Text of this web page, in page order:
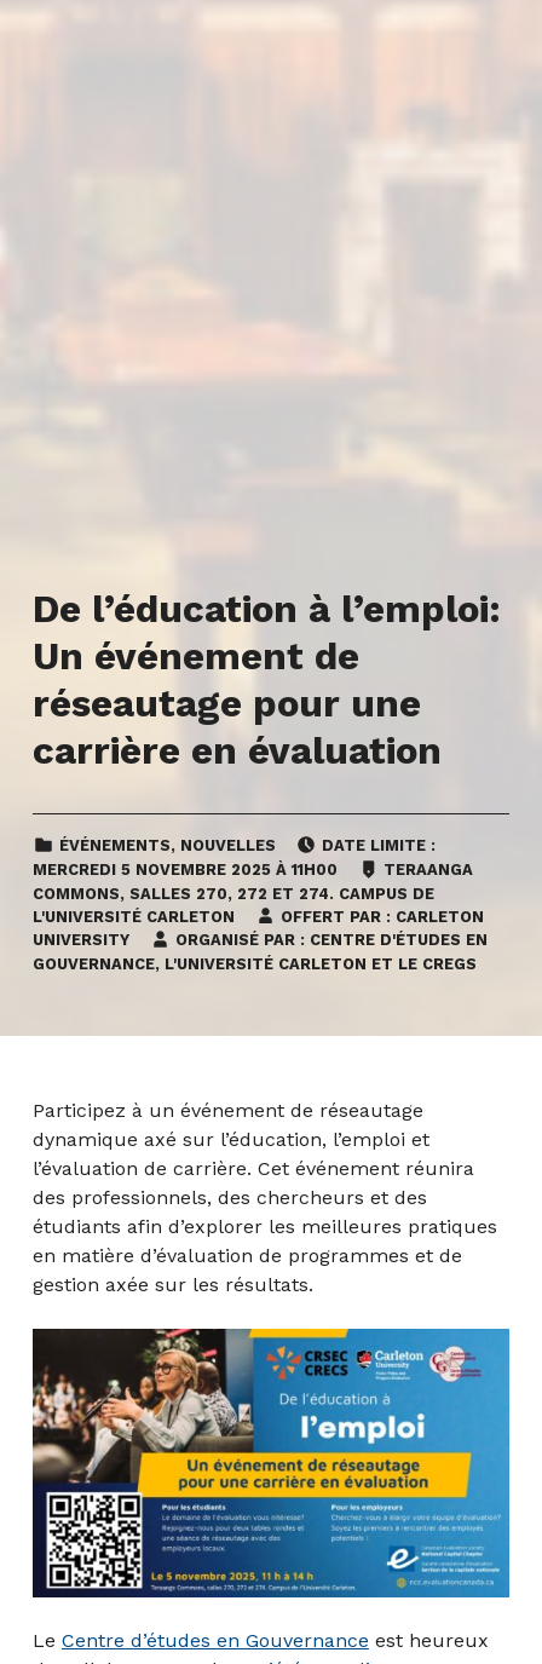
De l’éducation à l’emploi:
Un événement de
réseautage pour une
carrière en évaluation
CATEGORIZED IN:
ÉVÉNEMENTS, NOUVELLES
POSTED ON:
DATE LIMITE :
MERCREDI 5 NOVEMBRE 2025 À 11H00
TERAANGA
COMMONS, SALLES 270, 272 ET 274. CAMPUS DE
L'UNIVERSITÉ CARLETON
OFFERT PAR : CARLETON
UNIVERSITY
ORGANISÉ PAR : CENTRE D'ÉTUDES EN
GOUVERNANCE, L'UNIVERSITÉ CARLETON ET LE CREGS
Participez à un événement de réseautage
dynamique axé sur l’éducation, l’emploi et
l’évaluation de carrière. Cet événement réunira
des professionnels, des chercheurs et des
étudiants afin d’explorer les meilleures pratiques
en matière d’évaluation de programmes et de
gestion axée sur les résultats.
Le Centre d’études en Gouvernance est heureux